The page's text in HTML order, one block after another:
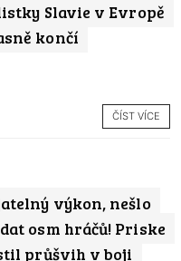
Slavie v Evropě
končí
ČÍST VÍCE
výkon, nešlo
osm hráčů! Priske
průšvih v boji